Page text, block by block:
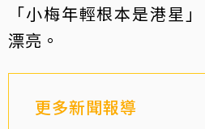
「小梅年輕根本是港星
漂亮。
更多新聞報導